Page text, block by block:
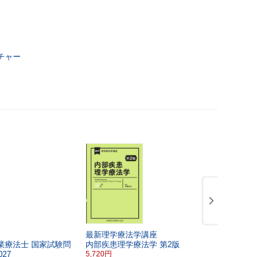
ャー
療法士 国家試験問
最新理学療法学講座
内部疾患理学療法学 第2版
5,720円